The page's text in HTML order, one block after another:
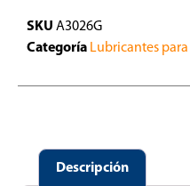
SKU A3026G
Categoría Lubricantes
Descripción